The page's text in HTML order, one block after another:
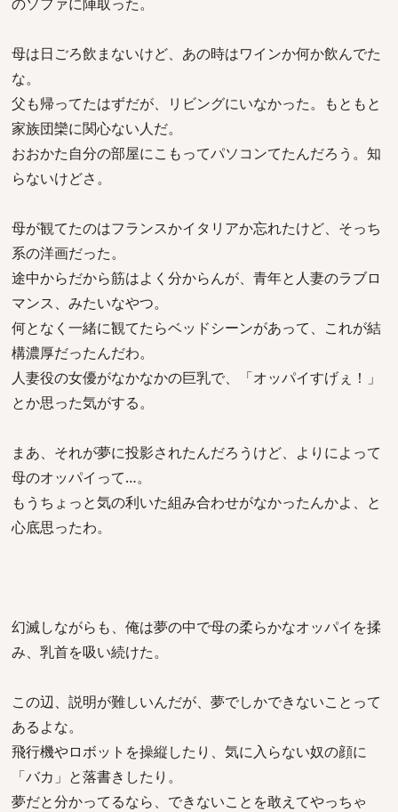
母は日ごろ飲まないけど、あの時はワインか何か飲んでた
な。
父も帰ってたはずだが、リビングにいなかった。もともと
家族団欒に関心ない人だ。
おおかた自分の部屋にこもってパソコンてたんだろう。知
らないけどさ。
母が観てたのはフランスかイタリアか忘れたけど、そっち
系の洋画だった。
途中からだから筋はよく分からんが、青年と人妻のラブロ
マンス、みたいなやつ。
何となく一緒に観てたらベッドシーンがあって、これが結
構濃厚だったんだわ。
人妻役の女優がなかなかの巨乳で、「オッパイすげぇ！」
とか思った気がする。
まあ、それが夢に投影されたんだろうけど、よりによって
母のオッパイって…。
もうちょっと気の利いた組み合わせがなかったんかよ、と
心底思ったわ。
幻滅しながらも、俺は夢の中で母の柔らかなオッパイを揉
み、乳首を吸い続けた。
この辺、説明が難しいんだが、夢でしかできないことって
あるよな。
飛行機やロボットを操縦したり、気に入らない奴の顔に
「バカ」と落書きしたり。
夢だと分かってるなら、できないことを敢えてやっちゃ